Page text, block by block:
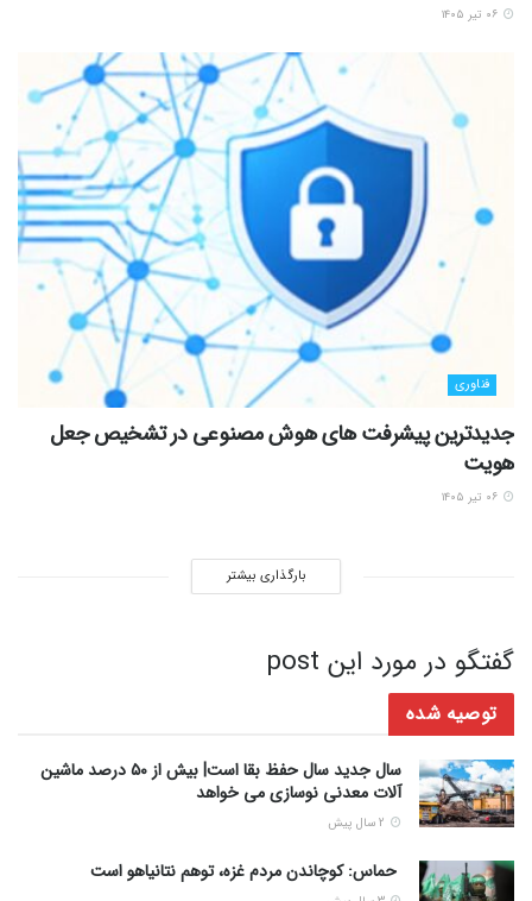
فناوری
جدیدترین پیشرفت های هوش مصنوعی در تشخیص جعل
هویت
بارگذاری بیشتر
گفتگو در مورد این post
توصیه شده
سال جدید سال حفظ بقا است| بیش از ۵۰ درصد ماشین
آلات معدنی نوسازی می خواهد
حماس: کوچاندن مردم غزه، توهم نتانیاهو است